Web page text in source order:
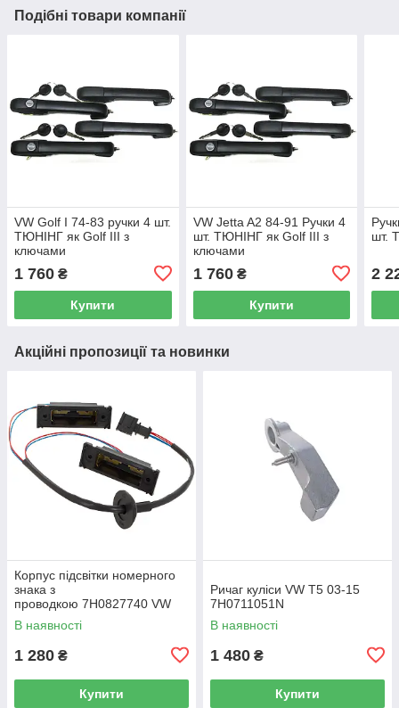
Подібні товари компанії
VW Golf I 74-83 ручки 4 шт.
ТЮНІНГ як Golf III з
ключами
1 760 ₴
Купити
VW Jetta A2 84-91 Ручки 4
шт. ТЮНІНГ як Golf III з
ключами
1 760₴
Купити
шт.
2
Акційні пропозиції та новинки
Корпус підсвітки номерного
знака з
проводкою 7H0827740 VW
Caddy III (2K) 2004-2015
/ Caddy IV (SA) 2016-
В наявності
1 280 ₴
Купити
Ричаг куліси VW T5 03-15
7H0711051N
В наявності
1 480 ₴
Купити